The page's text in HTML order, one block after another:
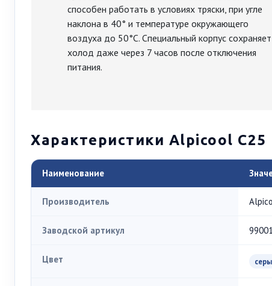
способен работать в условиях тряски, при угле
наклона в 40° и температуре окружающего
воздуха до 50°C. Специальный корпус сохраняет
холод даже через 7 часов после отключения
питания.
Характеристики Alpicool C25
Наименование
Производитель
Заводской артикул
Цвет